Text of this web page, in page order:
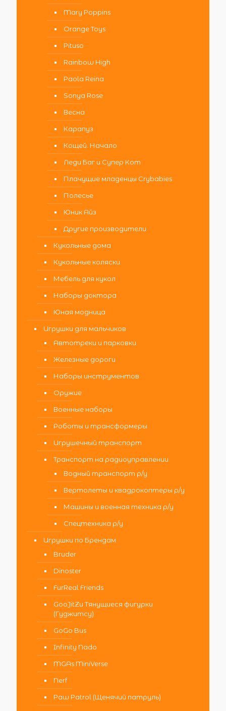
Mary Poppins
Orange Toys
Pituso
Rainbow High
Paola Reina
Sonya Rose
Весна
Карапуз
Кощей. Начало
Леди Баг и Супер Кот
Плачущие младенцы Crybabies
Полесье
Юник Айз
Другие производители
Кукольные дома
Кукольные коляски
Мебель для кукол
Наборы доктора
Юная модница
Игрушки для мальчиков
Автотреки и парковки
Железные дороги
Наборы инструментов
Оружие
Военные наборы
Роботы и трансформеры
Игрушечный транспорт
Транспорт на радиоуправлении
Водный транспорт р/у
Вертолеты и квадрокоптеры р/у
Машины и военная техника р/у
Спецтехника р/у
Игрушки по Брендам
Bruder
Dinoster
FurReal Friends
GooJitZu Тянущиеся фигурки
(Гуджитсу)
GoGo Bus
Infinity Nado
MGAs MiniVerse
Nerf
Paw Patrol (Щенячий патруль)